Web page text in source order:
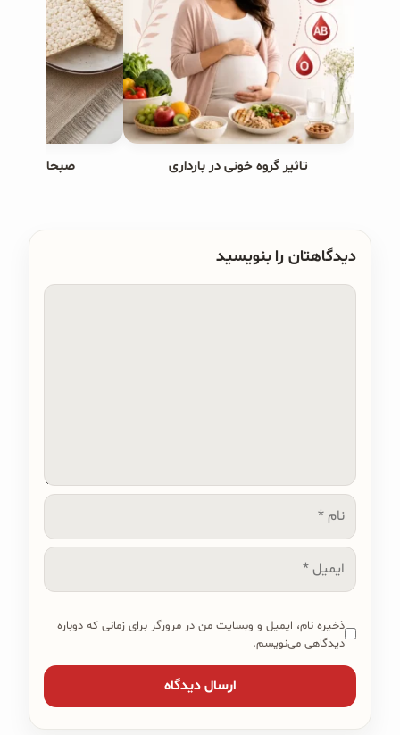
تاثیر گروه خونی در بارداری صبحانه های
دیدگاهتان را بنویسید
نام
ایمیل
ذخیره نام، ایمیل و وبسایت من در مرورگر برای زمانی که دوباره
دیدگاهی می‌نویسم.